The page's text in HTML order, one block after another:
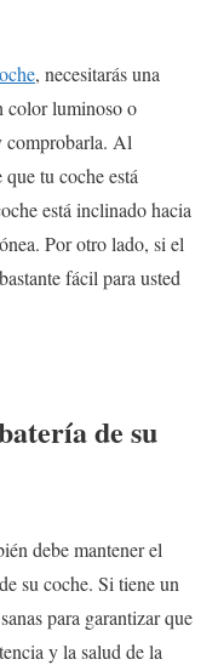
, necesitarás una
color luminoso o
comprobarla. Al
tu coche está
está inclinado hacia
Por otro lado, si el
fácil para usted
de su
debe mantener el
su coche. Si tiene un
para garantizar que
y la salud de la